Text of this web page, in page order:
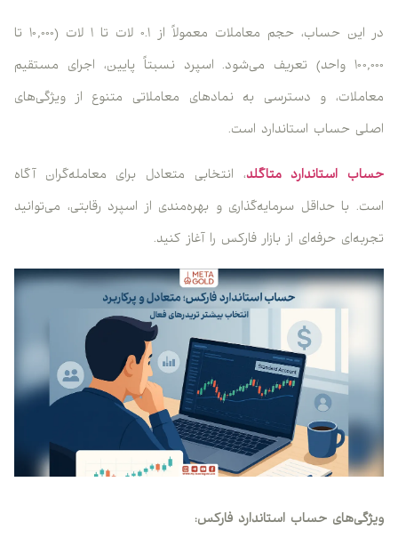
در این حساب، حجم معاملات معمولاً از ۰.۱ لات تا ۱ لات (۱۰,۰۰۰ تا
۱۰۰,۰۰۰ واحد) تعریف می‌شود. اسپرد نسبتاً پایین، اجرای مستقیم
معاملات، و دسترسی به نمادهای معاملاتی متنوع از ویژگی‌های
اصلی حساب استاندارد است.
حساب استاندارد متاگلد، انتخابی متعادل برای معامله‌گران آگاه
است. با حداقل سرمایه‌گذاری و بهره‌مندی از اسپرد رقابتی، می‌توانید
تجربه‌ای حرفه‌ای از بازار فارکس را آغاز کنید.
ویژگی‌های حساب استاندارد فارکس: